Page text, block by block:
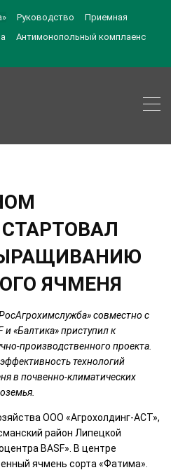
Руководство
Приемная
Антимонопольный комплаенс
ЯЧМЕНЯ
совместно с
«Балтика» приступил к
производственного проекта.
технологий
в почвенно-климатических
ООО «Агрохолдинг-АСТ»,
район Липецкой
BASF». В центре
ячмень сорта «Фатима».